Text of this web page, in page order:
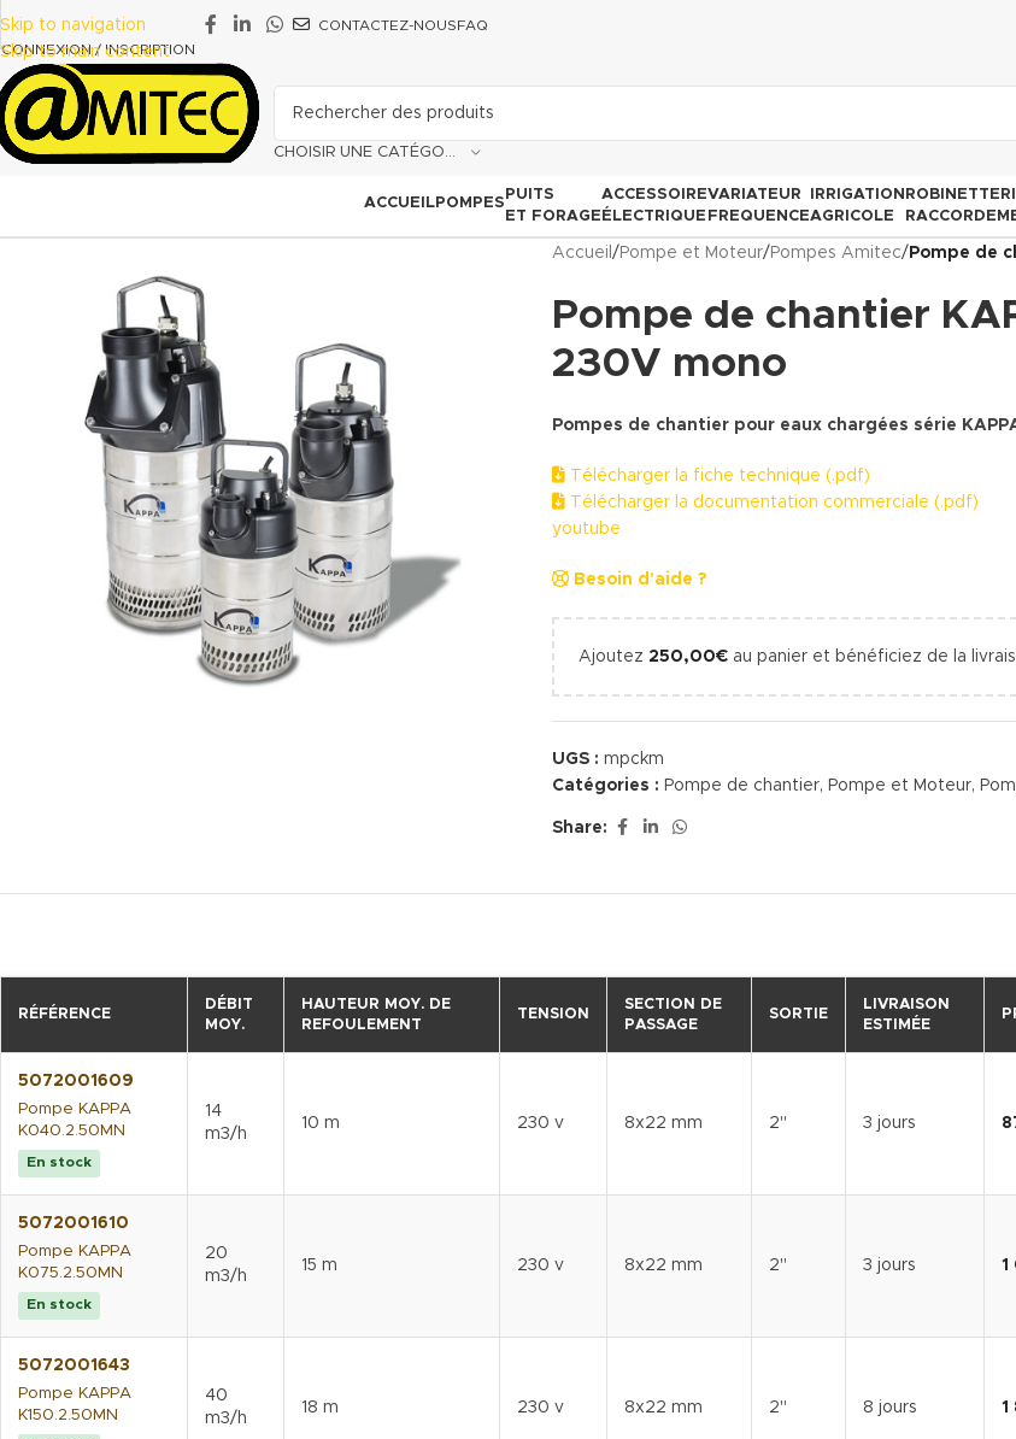
Skip to navigation
Skip to main content
CONNEXION / INSCRIPTION
CONTACTEZ-NOUSFAQ
ACCUEILPOMPES
PUITS
ET FORAGE
ACCESSOIRE
ÉLECTRIQUE
VARIATEUR
FREQUENCE
IRRIGATION
AGRICOLE
Accueil / Pompe et Moteur/ Pompes Amitec/ Pompe de
Pompe de chantier
230V mono
Pompes de chantier pour eaux chargées série
Télécharger la fiche technique (.pdf)
Télécharger la documentation commerciale (.pdf)
youtube
Besoin d'aide ?
Ajoutez 250,00€ au panier et bénéficiez de la
UGS : mpckm
Catégories : Pompe de chantier, Pompe et Moteur,
Share:
RÉFÉRENCE
DÉBIT
MOY.
HAUTEUR MOY. DE
REFOULEMENT
TENSION
SECTION DE
PASSAGE
SORTIE
LIVRAISON
ESTIMÉE
5072001609
Pompe KAPPA
K040.2.50MN
En stock
14
m3/h
10 m 230 v 8x22 mm 2" 3 jours
5072001610
Pompe KAPPA
K075.2.50MN
En stock
20
m3/h
15 m 230 v 8x22 mm 2" 3 jours 1
5072001643
Pompe KAPPA
K150.2.50MN
40
m3/h
18 m 230 v 8x22 mm 2" 8 jours 1